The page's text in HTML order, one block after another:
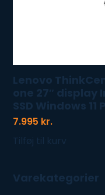
Lenovo
one 27″ display
SSD Windows 11
7.995 kr.
Tilføj til kurv
Varekategorier